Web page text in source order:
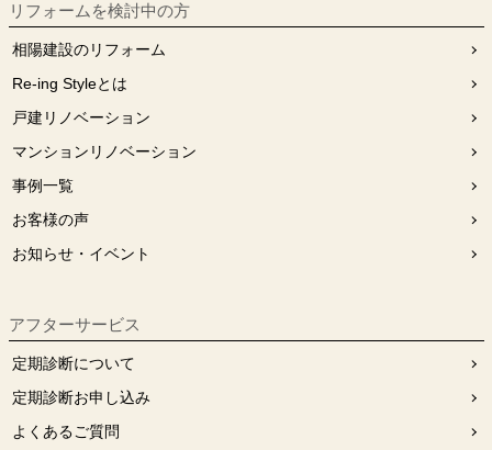
リフォームを検討中の⽅
相陽建設のリフォーム
Re-ing Styleとは
戸建リノベーション
マンションリノベーション
事例一覧
お客様の声
お知らせ・イベント
アフターサービス
定期診断について
定期診断お申し込み
よくあるご質問